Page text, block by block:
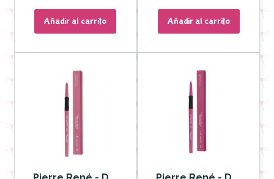
Añadir al carrito Añadir al carrito